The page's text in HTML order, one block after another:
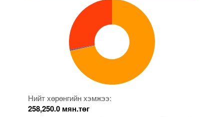
5000000000000005271651500000000000000527167750000000000000052716605000000000000005271629
Нийт хөрөнгийн хэмжээ:
258,250.0 мян.төг